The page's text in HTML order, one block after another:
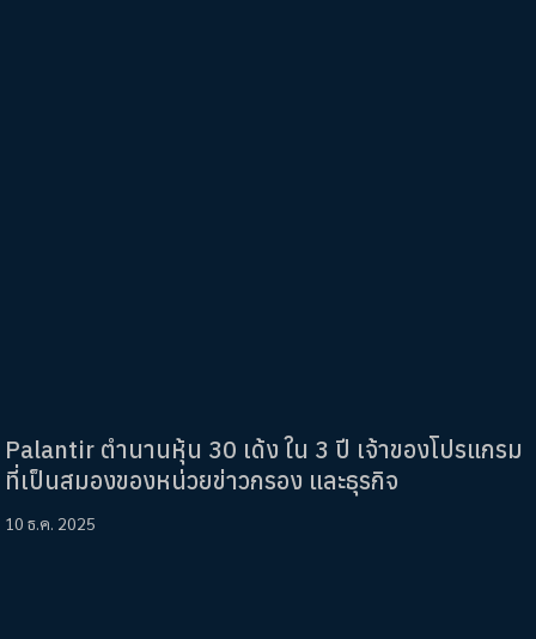
Palantir ตำนานหุ้น 30 เด้ง ใน 3 ปี เจ้าของโปรแกรม
ที่เป็นสมองของหน่วยข่าวกรอง และธุรกิจ
10 ธ.ค. 2025